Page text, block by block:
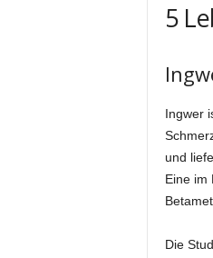
5
Ingwer
und
Eine im
Die